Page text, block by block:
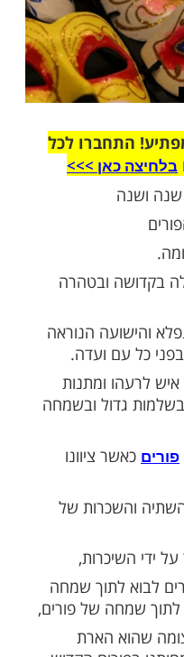
התחברו לכל
כאן >>>​
ובטהרה
הנוראה
עם ועדה.
ומתנות
גדול ובשמחה